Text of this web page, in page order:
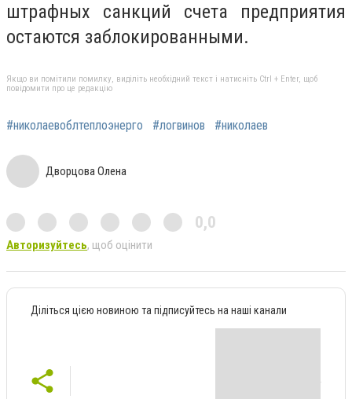
штрафных санкций счета предприятия
остаются заблокированными.
Якщо ви помітили помилку, виділіть необхідний текст і натисніть Ctrl + Enter, щоб
повідомити про це редакцію
#николаевоблтеплоэнерго #логвинов #николаев
Дворцова Олена
0,0
Авторизуйтесь, щоб оцінити
Діліться цією новиною та підписуйтесь на наші канали